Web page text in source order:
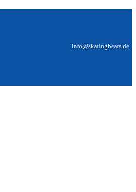
info@skatingbears.de